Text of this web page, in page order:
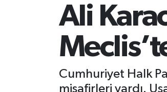
Ali
Cumhuriyet Halk
misafirleri vardı.
Özel Haber
Süper Lig Puan Durumu ve Fikstür
Tüm Manşetler
Son Dakika Haberleri